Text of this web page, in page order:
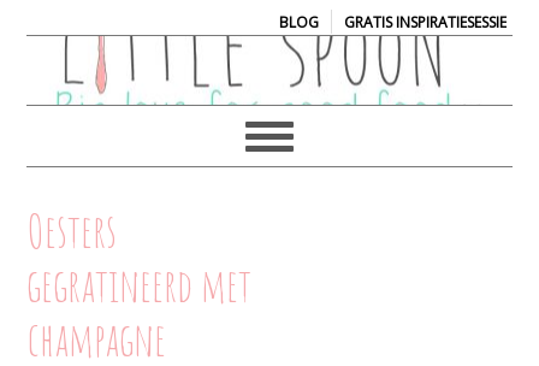
BLOG| GRATIS INSPIRATIESESSIE
Oesters
gegratineerd met
champagne